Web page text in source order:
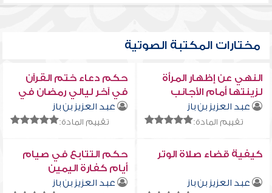
مختارات المكتبة الصوتية
النهي عن إظهار المرأة
لزينتها أمام الأجانب
عبد العزيز بن باز
تقييم المادة:
حكم دعاء ختم القرآن
في آخر ليالي رمضان في
المساجد
عبد العزيز بن باز
تقييم المادة:
كيفية قضاء صلاة الوتر
عبد العزيز بن باز
حكم التتابع في صيام
أيام كفارة اليمين
عبد العزيز بن باز